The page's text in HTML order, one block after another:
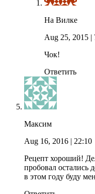
На Вилке
Aug 25, 2015 |
Чок!
Ответить
Максим
Aug 16, 2016 | 22:10
Рецепт хороший!
пробовал остались
в этом году буду